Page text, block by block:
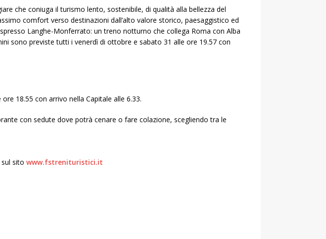
che coniuga il turismo lento, sostenibile, di qualità alla bellezza del
comfort verso destinazioni dall’alto valore storico, paesaggistico ed
Langhe-Monferrato: un treno notturno che collega Roma con Alba
sono previste tutti i venerdì di ottobre e sabato 31 alle ore 19.57 con
18.55 con arrivo nella Capitale alle 6.33.
con sedute dove potrà cenare o fare colazione, scegliendo tra le
sito www.fstrenituristici.it